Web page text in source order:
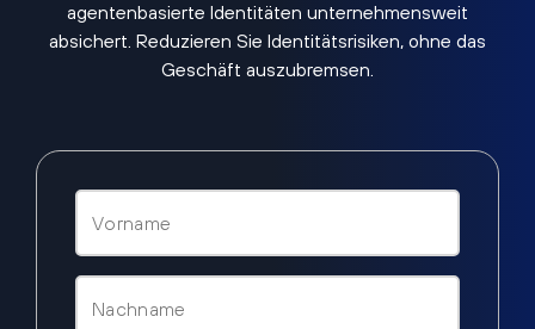
agentenbasierte Identitäten unternehmensweit
absichert. Reduzieren Sie Identitätsrisiken, ohne das
Geschäft auszubremsen.